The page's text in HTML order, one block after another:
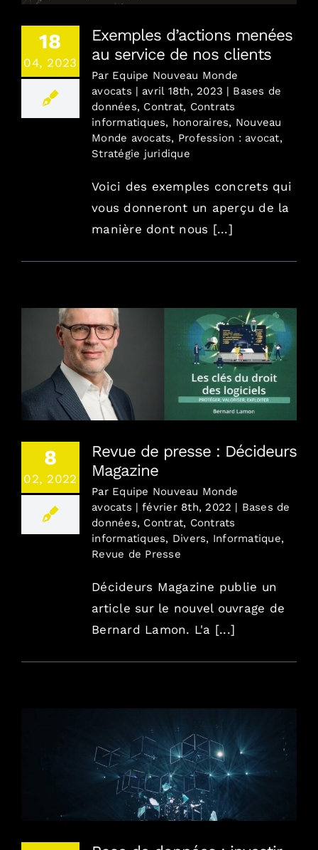
18
04, 2023
Exemples d’actions menées
au service de nos clients
Par Equipe Nouveau Monde
avocats | avril 18th, 2023 | Bases de
données, Contrat, Contrats
informatiques, honoraires, Nouveau
Monde avocats, Profession : avocat,
Stratégie juridique
Voici des exemples concrets qui
vous donneront un aperçu de la
manière dont nous [...]
Revue de presse : Décideurs Magazine
8
02, 2022
Revue de presse : Décideurs
Magazine
Par Equipe Nouveau Monde
avocats | février 8th, 2022 | Bases de
données, Contrat, Contrats
informatiques, Divers, Informatique,
Revue de Presse
Décideurs Magazine publie un
article sur le nouvel ouvrage de
Bernard Lamon. L'a [...]
Base de données : investir pour être
propriétaire